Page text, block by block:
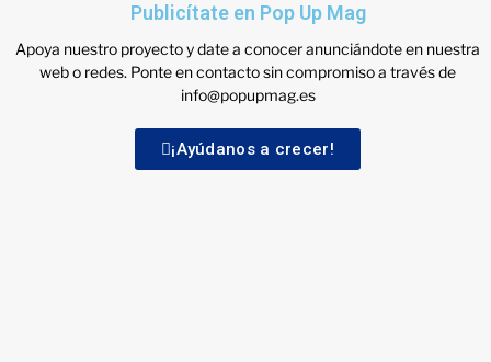
Publicítate en Pop Up Mag
Apoya nuestro proyecto y date a conocer anunciándote en nuestra
web o redes. Ponte en contacto sin compromiso a través de
info@popupmag.es
¡Ayúdanos a crecer!